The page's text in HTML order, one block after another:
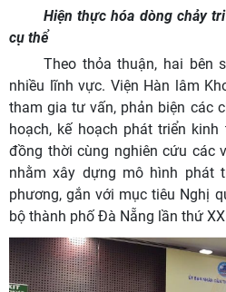
Hiện thực hóa dòng chảy
cụ thể
Theo thỏa thuận, hai bên
nhiều lĩnh vực. Viện Hàn lâm
tham gia tư vấn, phản biện các
hoạch, kế hoạch phát triển
đồng thời cùng nghiên cứu các
nhằm xây dựng mô hình phát
phương, gắn với mục tiêu Nghị
bộ thành phố Đà Nẵng lần thứ